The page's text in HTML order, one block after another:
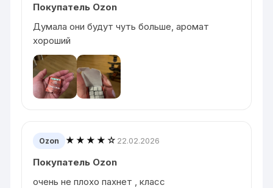
Покупатель Ozon
Думала они будут чуть больше, аромат
хороший
Ozon ★★★★☆ 22.02.2026
Покупатель Ozon
очень не плохо пахнет , класс